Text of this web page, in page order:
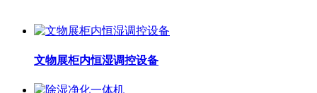
文物展柜内恒湿调控设备